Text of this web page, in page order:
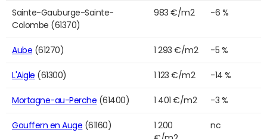
Sainte-Gauburge-Sainte-
Colombe (61370)
983 €/m2 -6 %
Aube (61270) 1 293 €/m2 -5 %
L'Aigle (61300) 1 123 €/m2 -14 %
Mortagne-au-Perche (61400) 1 401 €/m2 -3 %
Gouffern en Auge (61160)
1 200
nc